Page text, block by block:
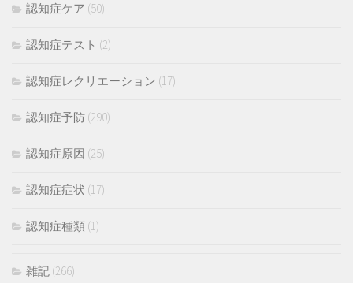
認知症ケア (50)
認知症テスト (2)
認知症レクリエーション (17)
認知症予防 (290)
認知症原因 (25)
認知症症状 (17)
認知症種類 (1)
雑記 (266)